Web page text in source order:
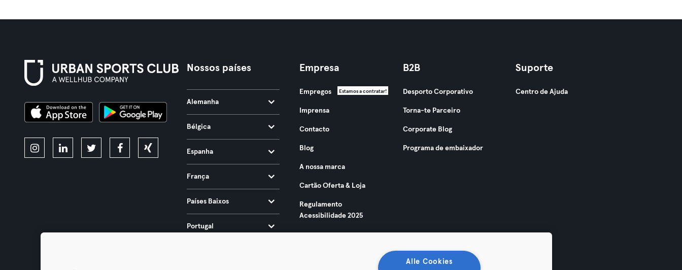
Nossos países
Alemanha
Bélgica
Espanha
França
Países Baixos
Portugal
Empresa
Empregos Estamos a contratar!
Imprensa
Contacto
Blog
A nossa marca
Cartão Oferta & Loja
Regulamento
Acessibilidade 2025
B2B
Desporto Corporativo
Torna-te Parceiro
Corporate Blog
Programa de embaixador
Suporte
Centro de Ajuda
Alle Cookies